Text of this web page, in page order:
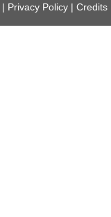
Privacy Policy Credits